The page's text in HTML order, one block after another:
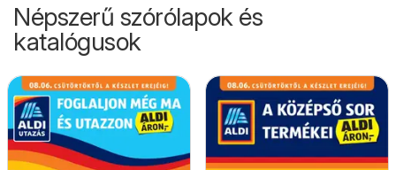
Népszerű szórólapok és
katalógusok